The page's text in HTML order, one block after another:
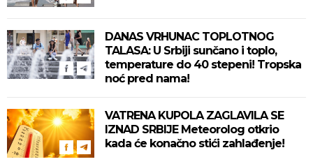
DANAS VRHUNAC TOPLOTNOG
TALASA: U Srbiji sunčano i toplo,
temperature do 40 stepeni! Tropska
noć pred nama!
VATRENA KUPOLA ZAGLAVILA SE
IZNAD SRBIJE Meteorolog otkrio
kada će konačno stići zahlađenje!